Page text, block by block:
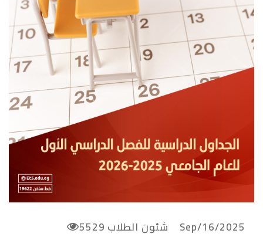
2025/Sep/16 شئون الطلاب 5529